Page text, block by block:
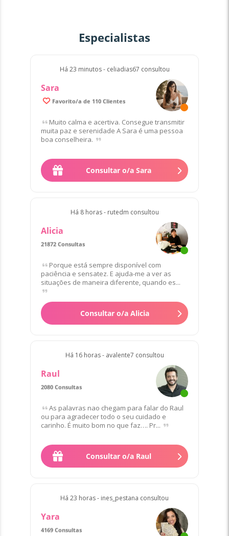
Especialistas
Há 23 minutos - celiadias67 consultou
Sara
Favorito/a de 110 Clientes
Muito calma e acertiva. Consegue transmitir
muita paz e serenidade A Sara é uma pessoa
boa conselheira.
Consultar o/a Sara
2 .20€
Há 8 horas - rutedm consultou
Alicia
21872 Consultas
Porque está sempre disponível com
paciência e sensatez. E ajuda-me a ver as
situações de maneira diferente, quando es...
Consultar o/a Alicia
Há 16 horas - avalente7 consultou
Raul
2080 Consultas
As palavras nao chegam para falar do Raul
ou para agradecer todo o seu cuidado e
carinho. É muito bom no que faz…. Pr...
Consultar o/a Raul
Há 23 horas - ines_pestana consultou
Yara
4169 Consultas